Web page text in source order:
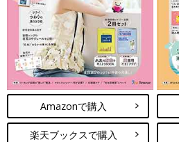
Amazonで購入
楽天ブックスで購入